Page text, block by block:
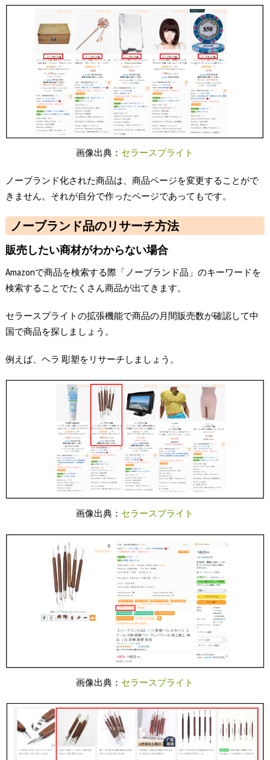
画像出典： セラースプライト
ノーブランド化された商品は、商品ページを変更することがで
きません。それが自分で作ったページであってもです。
ノーブランド品のリサーチ方法
販売したい商材がわからない場合
Amazonで商品を検索する際「ノーブランド品」のキーワードを
検索することでたくさん商品が出てきます。
セラースプライトの拡張機能で商品の月間販売数が確認して中
国で商品を探しましょう。
例えば、ヘラ 彫塑をリサーチしましょう。
画像出典： セラースプライト
画像出典： セラースプライト